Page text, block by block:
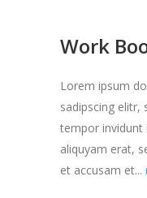
Work
Lorem ipsum
sadipscing elitr,
tempor invidunt
aliquyam erat,
et accusam et...